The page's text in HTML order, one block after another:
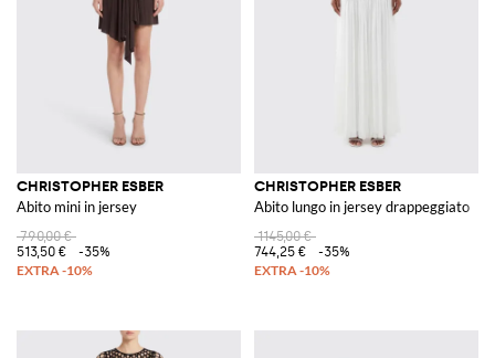
CHRISTOPHER ESBER
Abito mini in jersey
790,00 €
513,50 €
-35%
CHRISTOPHER ESBER
Abito lungo in jersey drappeggiato
1145,00 €
744,25 €
-35%